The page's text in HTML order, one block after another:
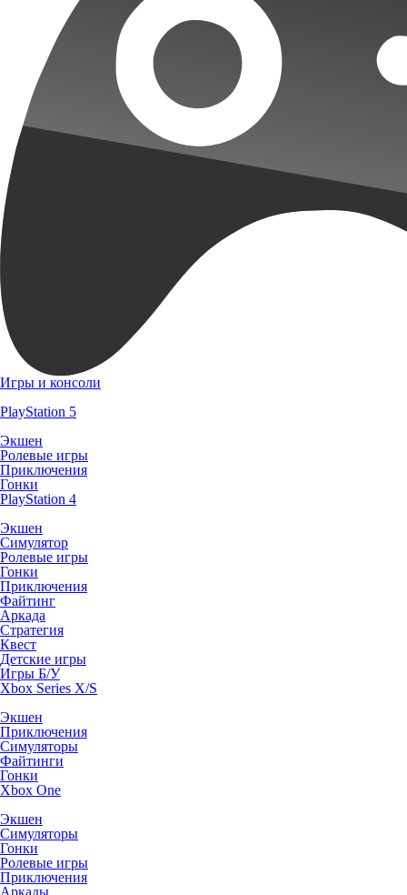
Игры и консоли
PlayStation 5
Экшен
Ролевые игры
Приключения
Гонки
PlayStation 4
Экшен
Симулятор
Ролевые игры
Гонки
Приключения
Файтинг
Аркада
Стратегия
Квест
Детские игры
Игры Б/У
Xbox Series X/S
Экшен
Приключения
Симуляторы
Файтинги
Гонки
Xbox One
Экшен
Симуляторы
Гонки
Ролевые игры
Приключения
Аркады